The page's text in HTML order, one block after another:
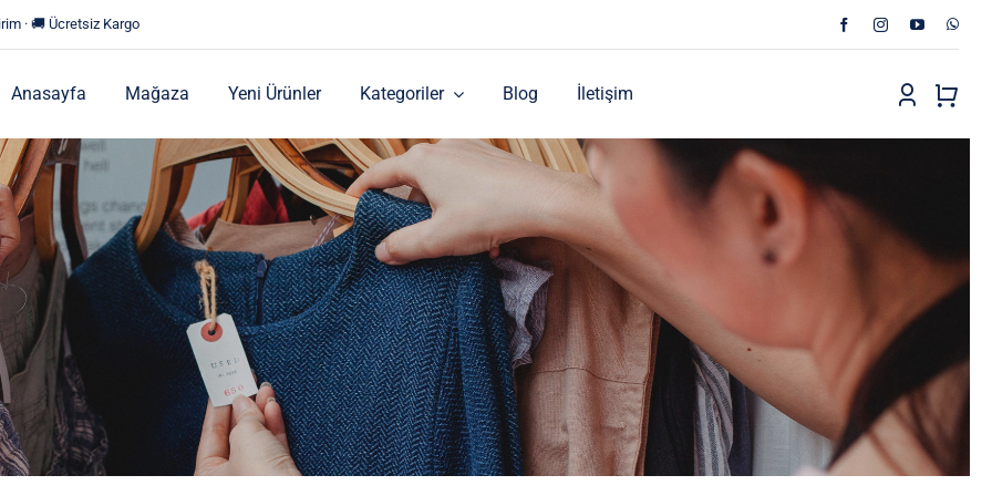
· 🚚 Ücretsiz Kargo
Anasayfa Mağaza Yeni Ürünler Kategoriler Blog İletişim